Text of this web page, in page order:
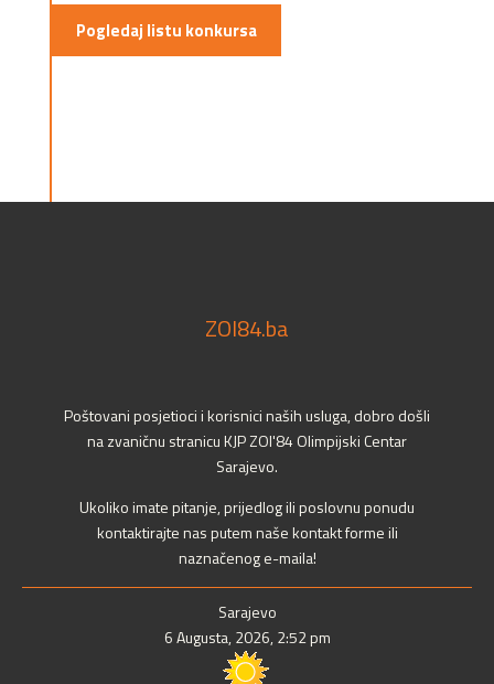
Pogledaj listu konkursa
ZOI84.ba
Poštovani posjetioci i korisnici naših usluga, dobro došli
na zvaničnu stranicu KJP ZOI'84 Olimpijski Centar
Sarajevo.
Ukoliko imate pitanje, prijedlog ili poslovnu ponudu
kontaktirajte nas putem naše kontakt forme ili
naznačenog e-maila!
Sarajevo
6 Augusta, 2026, 2:52 pm